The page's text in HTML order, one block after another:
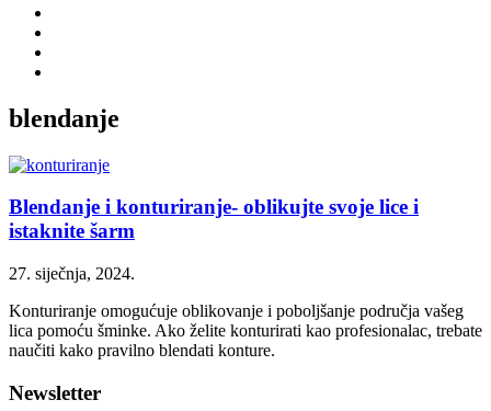
blendanje
Blendanje i konturiranje- oblikujte svoje lice i
istaknite šarm
27. siječnja, 2024.
Konturiranje omogućuje oblikovanje i poboljšanje područja vašeg
lica pomoću šminke. Ako želite konturirati kao profesionalac, trebate
naučiti kako pravilno blendati konture.
Newsletter